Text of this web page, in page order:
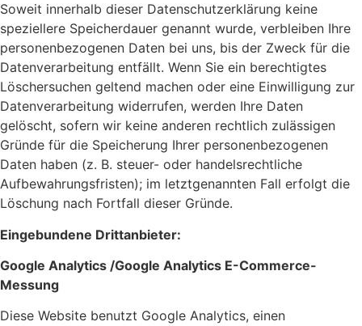
Soweit innerhalb dieser Datenschutzerklärung keine
speziellere Speicherdauer genannt wurde, verbleiben Ihre
personenbezogenen Daten bei uns, bis der Zweck für die
Datenverarbeitung entfällt. Wenn Sie ein berechtigtes
Löschersuchen geltend machen oder eine Einwilligung zur
Datenverarbeitung widerrufen, werden Ihre Daten
gelöscht, sofern wir keine anderen rechtlich zulässigen
Gründe für die Speicherung Ihrer personenbezogenen
Daten haben (z. B. steuer- oder handelsrechtliche
Aufbewahrungsfristen); im letztgenannten Fall erfolgt die
Löschung nach Fortfall dieser Gründe.
Eingebundene Drittanbieter:
Google Analytics /Google Analytics E-Commerce-
Messung
Diese Website benutzt Google Analytics, einen